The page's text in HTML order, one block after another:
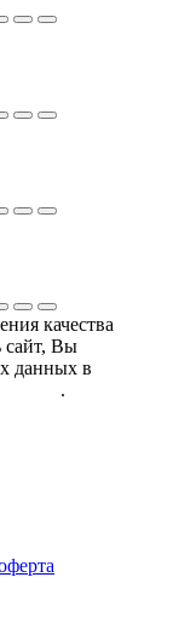
качества
сайт, Вы
данных в
.